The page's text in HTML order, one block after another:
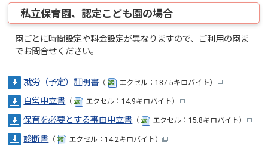
私立保育園、認定こども園の場合
園ごとに時間設定や料金設定が異なりますので、ご利用の園ま
でお問合せください。
就労（予定）証明書 （ エクセル：187.5キロバイト）
自営申立書 （ エクセル：14.9キロバイト）
保育を必要とする事由申立書 （ エクセル：15.8キロバイト）
診断書 （ エクセル：14.2キロバイト）